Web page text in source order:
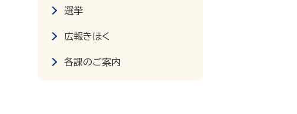
選挙
広報きほく
各課のご案内